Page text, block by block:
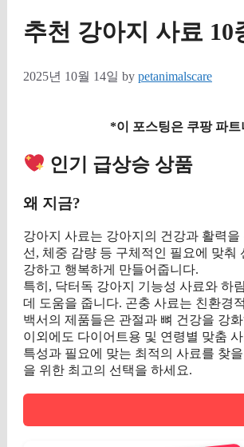
추천 강아지 사료
2025년 10월 14일 by petanimalscare
*이 포스팅은 쿠팡 파
인기 급상승 상품
왜 지금?
강아지 사료는 강아지의 건강과 활력
선, 체중 감량 등 구체적인 필요에 맞
강하고 행복하게 만들어줍니다.
특히, 닥터독 강아지 기능성 사료와 하
데 도움을 줍니다. 곤충 사료는 친환경
백서의 제품들은 관절과 뼈 건강을 강
이외에도 다이어트용 및 연령별 맞춤
특성과 필요에 맞는 최적의 사료를 찾
을 위한 최고의 선택을 하세요.